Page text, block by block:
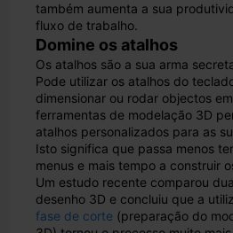
também aumenta a sua
fluxo de trabalho.
Domine os atalhos
Os atalhos são a sua arma
Pode utilizar os atalhos do
dimensionar ou rodar objectos
ferramentas de modelação 3D
atalhos personalizados para as
Isto significa que passa menos
menus e mais tempo a construir
Um estudo recente comparou
desenho 3D e concluiu que a
fase de corte (preparação do